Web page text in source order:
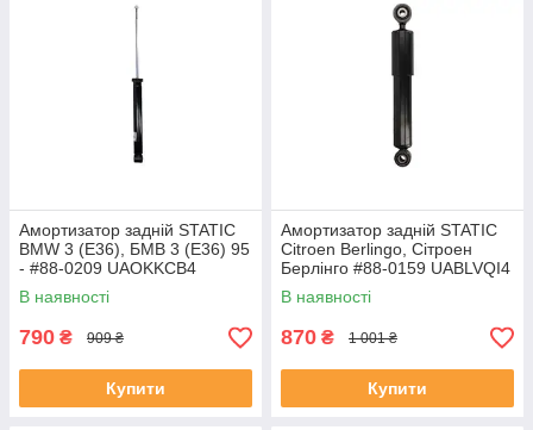
Амортизатор задній STATIC
BMW 3 (E36), БМВ 3 (Е36) 95
- #88-0209 UAOKKCB4
В наявності
790 ₴ 909 ₴
Купити
Амортизатор задній STATIC
Citroen Berlingo, Сітроен
Берлінго #88-0159 UABLVQI4
В наявності
870 ₴ 1 001 ₴
Купити